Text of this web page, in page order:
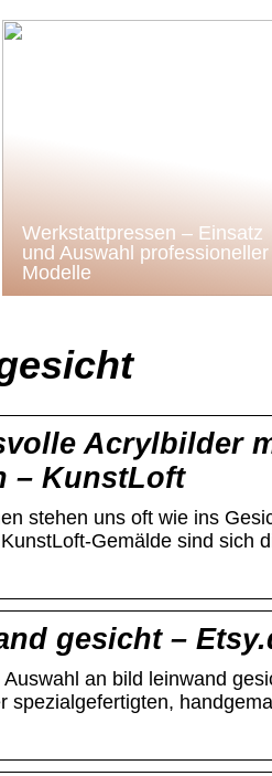
Werkstattpressen – Einsatz
und Auswahl professioneller
Modelle
Acrylbilder
– KunstLoft
stehen uns oft wie ins
Gemälde sind sich
gesicht –
an bild leinwand
spezialgefertigten,